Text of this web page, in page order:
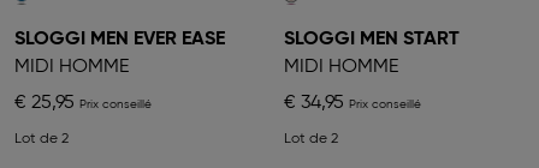
SLOGGI MEN EVER EASE
MIDI HOMME
€ 25,95
Lot de 2
SLOGGI MEN START
MIDI HOMME
€ 34,95
Lot de 2